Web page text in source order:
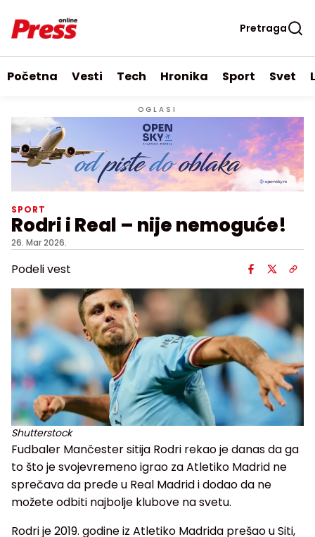
Pretraga
Početna Vesti Tech Hronika Sport Svet
OGLASI
SPORT
Rodri i Real – nije nemoguće!
26. Mar 2026.
Podeli vest
Shutterstock
Fudbaler Mančester sitija Rodri rekao je danas da ga
to što je svojevremeno igrao za Atletiko Madrid ne
sprečava da pređe u Real Madrid i dodao da ne
možete odbiti najbolje klubove na svetu.
Rodri je 2019. godine iz Atletiko Madrida prešao u Siti,